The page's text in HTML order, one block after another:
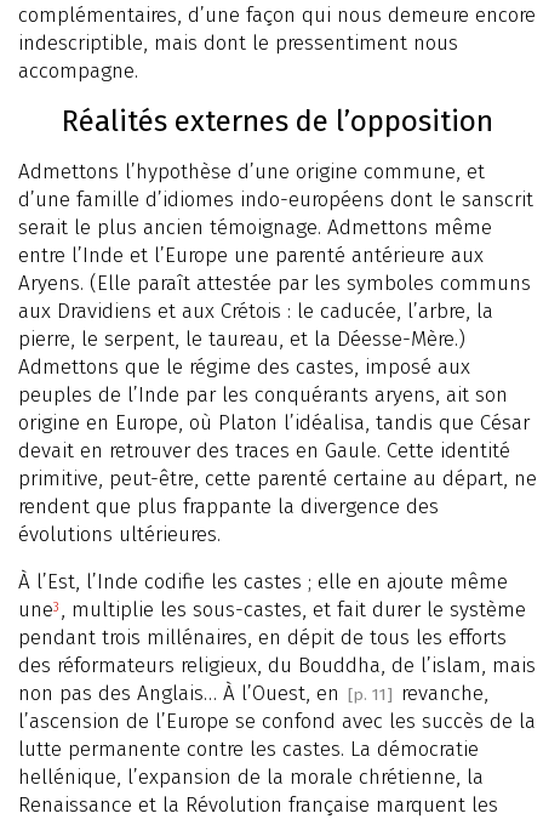
complémentaires, d’une façon qui nous demeure encore
indescriptible, mais dont le pressentiment nous
accompagne.
Réalités externes de l’opposition
Admettons l’hypothèse d’une origine commune, et
d’une famille d’idiomes indo-européens dont le sanscrit
serait le plus ancien témoignage. Admettons même
entre l’Inde et l’Europe une parenté antérieure aux
Aryens. (Elle paraît attestée par les symboles communs
aux Dravidiens et aux Crétois : le caducée, l’arbre, la
pierre, le serpent, le taureau, et la Déesse-Mère.)
Admettons que le régime des castes, imposé aux
peuples de l’Inde par les conquérants aryens, ait son
origine en Europe, où Platon l’idéalisa, tandis que César
devait en retrouver des traces en Gaule. Cette identité
primitive, peut-être, cette parenté certaine au départ, ne
rendent que plus frappante la divergence des
évolutions ultérieures.
À l’Est, l’Inde codifie les castes ; elle en ajoute même
une3 , multiplie les sous-castes, et fait durer le système
pendant trois millénaires, en dépit de tous les efforts
des réformateurs religieux, du Bouddha, de l’islam, mais
non pas des Anglais… À l’Ouest, en [p. 11] revanche,
l’ascension de l’Europe se confond avec les succès de la
lutte permanente contre les castes. La démocratie
hellénique, l’expansion de la morale chrétienne, la
Renaissance et la Révolution française marquent les